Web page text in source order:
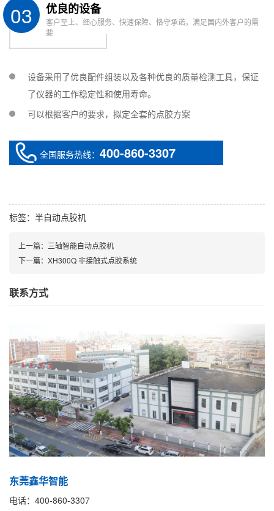
03 优良的设备
客户至上、细心服务、快速保障、恪守承诺，满足国内外客户的需
要
设备采用了优良配件组装以及各种优良的质量检测工具，保证
了仪器的工作稳定性和使用寿命。
可以根据客户的要求，拟定全套的点胶方案
全国服务热线： 400-860-3307
标签： 半自动点胶机
上一篇： 三轴智能自动点胶机
下一篇： XH300Q 非接触式点胶系统
联系方式
东莞鑫华智能
电话：400-860-3307